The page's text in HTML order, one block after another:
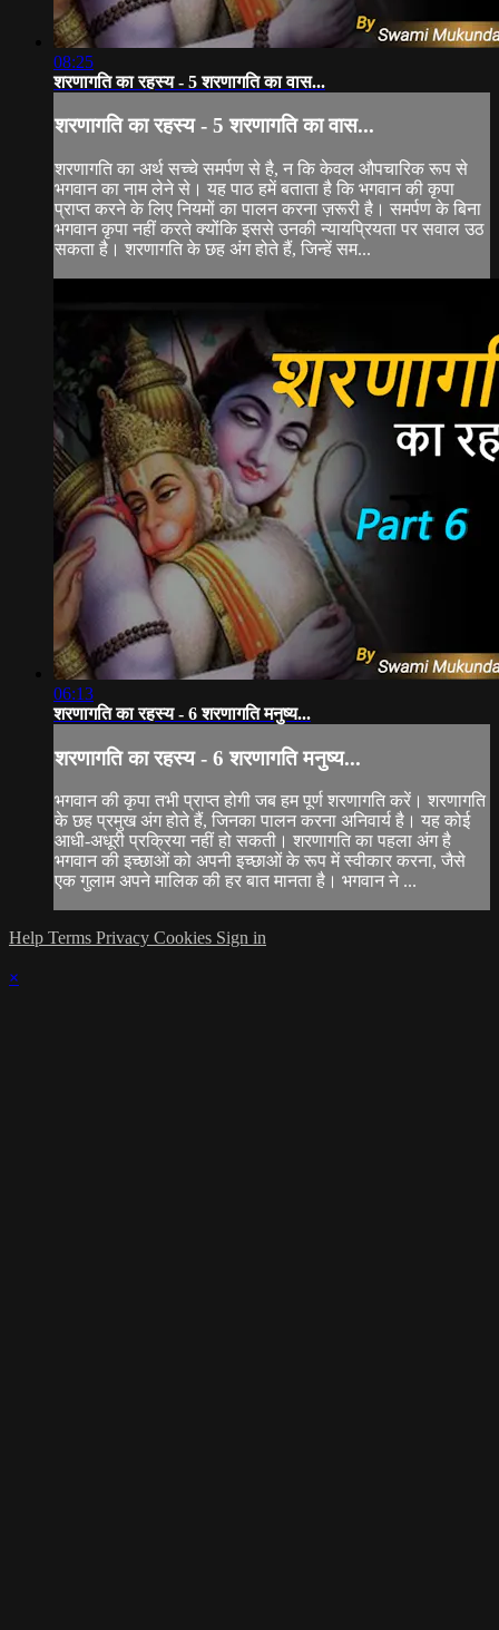
08:25
शरणागति का रहस्य - 5 शरणागति का वास...
शरणागति का रहस्य - 5 शरणागति का वास...
शरणागति का अर्थ सच्चे समर्पण से है, न कि केवल औपचारिक रूप से
भगवान का नाम लेने से। यह पाठ हमें बताता है कि भगवान की कृपा
प्राप्त करने के लिए नियमों का पालन करना ज़रूरी है। समर्पण के बिना
भगवान कृपा नहीं करते क्योंकि इससे उनकी न्यायप्रियता पर सवाल उठ
सकता है। शरणागति के छह अंग होते हैं, जिन्हें सम...
06:13
शरणागति का रहस्य - 6 शरणागति मनुष्य...
शरणागति का रहस्य - 6 शरणागति मनुष्य...
भगवान की कृपा तभी प्राप्त होगी जब हम पूर्ण शरणागति करें। शरणागति
के छह प्रमुख अंग होते हैं, जिनका पालन करना अनिवार्य है। यह कोई
आधी-अधूरी प्रक्रिया नहीं हो सकती। शरणागति का पहला अंग है
भगवान की इच्छाओं को अपनी इच्छाओं के रूप में स्वीकार करना, जैसे
एक गुलाम अपने मालिक की हर बात मानता है। भगवान ने ...
Help Terms Privacy Cookies Sign in
×